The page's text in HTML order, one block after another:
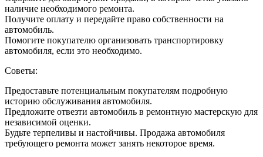
наличие необходимого ремонта.
Получите оплату и передайте право собственности на
автомобиль.
Помогите покупателю организовать транспортировку
автомобиля, если это необходимо.
Советы:
Предоставьте потенциальным покупателям подробную
историю обслуживания автомобиля.
Предложите отвезти автомобиль в ремонтную мастерскую для
независимой оценки.
Будьте терпеливы и настойчивы. Продажа автомобиля
требующего ремонта может занять некоторое время.